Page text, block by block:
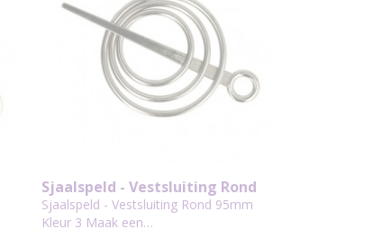
Sjaalspeld - Vestsluiting Rond
95mm Kleur 3
Sjaalspeld - Vestsluiting Rond 95mm
Kleur 3 Maak een…